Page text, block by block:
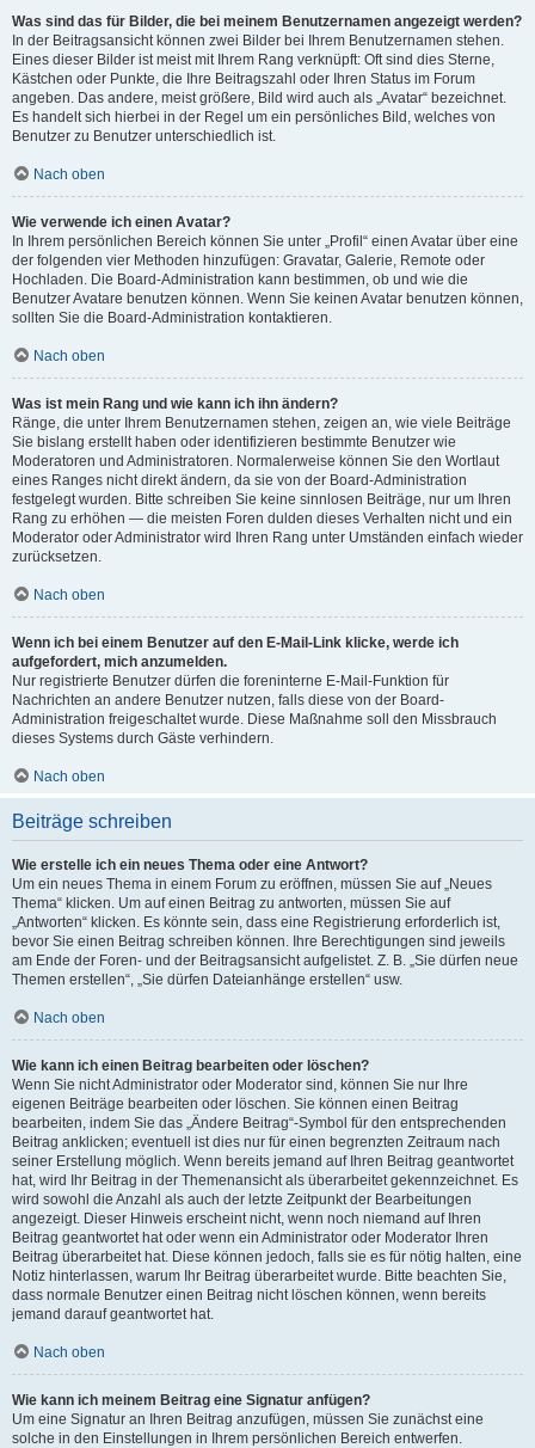
Was sind das für Bilder, die bei meinem Benutzernamen angezeigt werden?
In der Beitragsansicht können zwei Bilder bei Ihrem Benutzernamen stehen.
Eines dieser Bilder ist meist mit Ihrem Rang verknüpft: Oft sind dies Sterne,
Kästchen oder Punkte, die Ihre Beitragszahl oder Ihren Status im Forum
angeben. Das andere, meist größere, Bild wird auch als „Avatar“ bezeichnet.
Es handelt sich hierbei in der Regel um ein persönliches Bild, welches von
Benutzer zu Benutzer unterschiedlich ist.
Nach oben
Wie verwende ich einen Avatar?
In Ihrem persönlichen Bereich können Sie unter „Profil“ einen Avatar über eine
der folgenden vier Methoden hinzufügen: Gravatar, Galerie, Remote oder
Hochladen. Die Board-Administration kann bestimmen, ob und wie die
Benutzer Avatare benutzen können. Wenn Sie keinen Avatar benutzen können,
sollten Sie die Board-Administration kontaktieren.
Nach oben
Was ist mein Rang und wie kann ich ihn ändern?
Ränge, die unter Ihrem Benutzernamen stehen, zeigen an, wie viele Beiträge
Sie bislang erstellt haben oder identifizieren bestimmte Benutzer wie
Moderatoren und Administratoren. Normalerweise können Sie den Wortlaut
eines Ranges nicht direkt ändern, da sie von der Board-Administration
festgelegt wurden. Bitte schreiben Sie keine sinnlosen Beiträge, nur um Ihren
Rang zu erhöhen — die meisten Foren dulden dieses Verhalten nicht und ein
Moderator oder Administrator wird Ihren Rang unter Umständen einfach wieder
zurücksetzen.
Nach oben
Wenn ich bei einem Benutzer auf den E-Mail-Link klicke, werde ich
aufgefordert, mich anzumelden.
Nur registrierte Benutzer dürfen die foreninterne E-Mail-Funktion für
Nachrichten an andere Benutzer nutzen, falls diese von der Board-
Administration freigeschaltet wurde. Diese Maßnahme soll den Missbrauch
dieses Systems durch Gäste verhindern.
Nach oben
Beiträge schreiben
Wie erstelle ich ein neues Thema oder eine Antwort?
Um ein neues Thema in einem Forum zu eröffnen, müssen Sie auf „Neues
Thema“ klicken. Um auf einen Beitrag zu antworten, müssen Sie auf
„Antworten“ klicken. Es könnte sein, dass eine Registrierung erforderlich ist,
bevor Sie einen Beitrag schreiben können. Ihre Berechtigungen sind jeweils
am Ende der Foren- und der Beitragsansicht aufgelistet. Z. B. „Sie dürfen neue
Themen erstellen“, „Sie dürfen Dateianhänge erstellen“ usw.
Nach oben
Wie kann ich einen Beitrag bearbeiten oder löschen?
Wenn Sie nicht Administrator oder Moderator sind, können Sie nur Ihre
eigenen Beiträge bearbeiten oder löschen. Sie können einen Beitrag
bearbeiten, indem Sie das „Ändere Beitrag“-Symbol für den entsprechenden
Beitrag anklicken; eventuell ist dies nur für einen begrenzten Zeitraum nach
seiner Erstellung möglich. Wenn bereits jemand auf Ihren Beitrag geantwortet
hat, wird Ihr Beitrag in der Themenansicht als überarbeitet gekennzeichnet. Es
wird sowohl die Anzahl als auch der letzte Zeitpunkt der Bearbeitungen
angezeigt. Dieser Hinweis erscheint nicht, wenn noch niemand auf Ihren
Beitrag geantwortet hat oder wenn ein Administrator oder Moderator Ihren
Beitrag überarbeitet hat. Diese können jedoch, falls sie es für nötig halten, eine
Notiz hinterlassen, warum Ihr Beitrag überarbeitet wurde. Bitte beachten Sie,
dass normale Benutzer einen Beitrag nicht löschen können, wenn bereits
jemand darauf geantwortet hat.
Nach oben
Wie kann ich meinem Beitrag eine Signatur anfügen?
Um eine Signatur an Ihren Beitrag anzufügen, müssen Sie zunächst eine
solche in den Einstellungen in Ihrem persönlichen Bereich entwerfen.